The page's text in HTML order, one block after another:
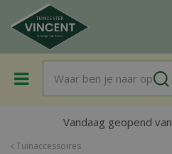
a
Tuinaccessoires
Vandaag geopend van